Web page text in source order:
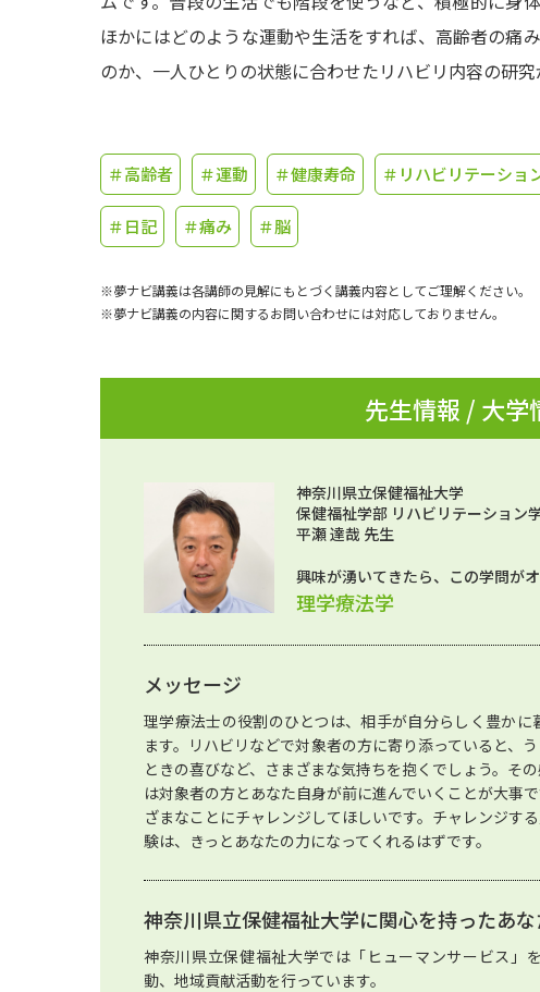
ほかにはどのような運動や生活をすれば、高齢者の痛
のか、一人ひとりの状態に合わせたリハビリ内容の研究
＃高齢者 ＃運動 ＃健康寿命 ＃リハビリテーショ
＃日記 ＃痛み ＃脳
※夢ナビ講義は各講師の見解にもとづく講義内容としてご理解ください。
※夢ナビ講義の内容に関するお問い合わせには対応しておりません。
先生情報 / 大学
神奈川県立保健福祉大学
保健福祉学部 リハビリテーション
平瀬 達哉 先生
興味が湧いてきたら、この学問がオ
理学療法学
メッセージ
理学療法士の役割のひとつは、相手が自分らしく豊か
ます。リハビリなどで対象者の方に寄り添っていると、
ときの喜びなど、さまざまな気持ちを抱くでしょう。そ
は対象者の方とあなた自身が前に進んでいくことが大事
ざまなことにチャレンジしてほしいです。チャレンジす
験は、きっとあなたの力になってくれるはずです。
神奈川県立保健福祉大学に関心を持ったあ
神奈川県立保健福祉大学では「ヒューマンサービス」
動、地域貢献活動を行っています。